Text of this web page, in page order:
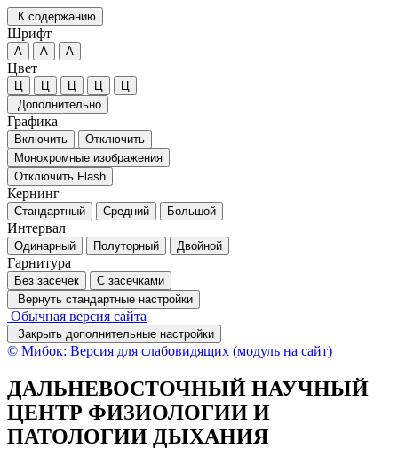
К содержанию
Шрифт
А А А
Цвет
Ц Ц Ц Ц
Ц
Дополнительно
Графика
Включить
Отключить
Монохромные изображения
Отключить Flash
Кернинг
Стандартный Средний Большой
Интервал
Одинарный Полуторный Двойной
Гарнитура
Без засечек
С засечками
Вернуть стандартные настройки
Обычная версия сайта
Закрыть дополнительные настройки
© Мибок: Версия для слабовидящих (модуль на сайт)
ДАЛЬНЕВОСТОЧНЫЙ НАУЧНЫЙ
ЦЕНТР ФИЗИОЛОГИИ И
ПАТОЛОГИИ ДЫХАНИЯ